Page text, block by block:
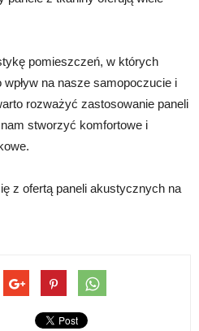
pomieszczeń, w których
na nasze samopoczucie i
rozważyć zastosowanie paneli
stworzyć komfortowe i
z ofertą paneli akustycznych na